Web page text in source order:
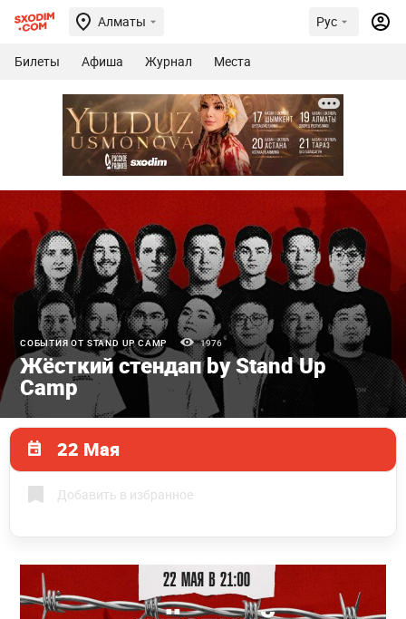
Алматы Рус
Билеты Афиша Журнал Места
СОБЫТИЯ ОТ STAND UP CAMP 1976
Жёсткий стендап by Stand Up
Camp
22 Мая
Добавить в избранное